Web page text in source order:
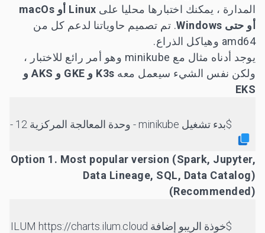
المدارة ، يمكنك اختبارها محليا على
Linux أو macOs
أو حتى Windows
. تم تصميم حاوياتنا لدعم كل من
amd64 وهياكل الذراع.
يوجد أدناه مثال مع minikube وهو أمر رائع للاختبار ،
ولكن نفس الشيء سيعمل معه
K3s و GKE و AKS و
EKS
بدء تشغيل minikube - وحدة المعالجة المركزية 12 - الذاكرة 18192 - الإضافات المقاييس الخادم
Option 1. Most popular version (Spark, Jupyter,
Data Lineage, SQL, Data Catalog)
(Recommended)
خوذة الريبو إضافة ILUM https://charts.ilum.cloud